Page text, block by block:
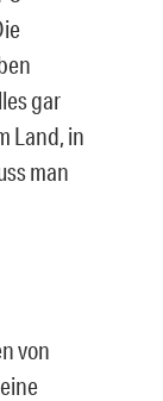
gar
Land, in
man
von